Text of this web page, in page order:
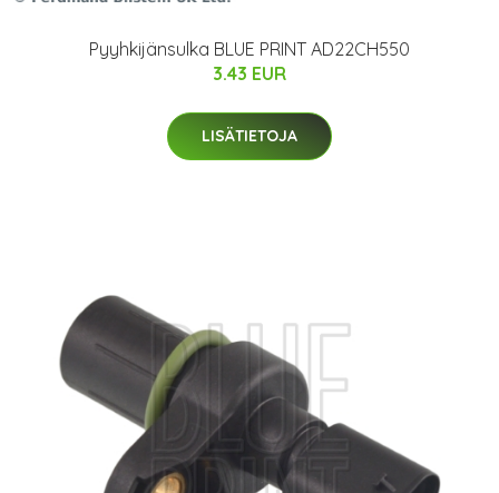
Pyyhkijänsulka BLUE PRINT AD22CH550
3.43 EUR
LISÄTIETOJA